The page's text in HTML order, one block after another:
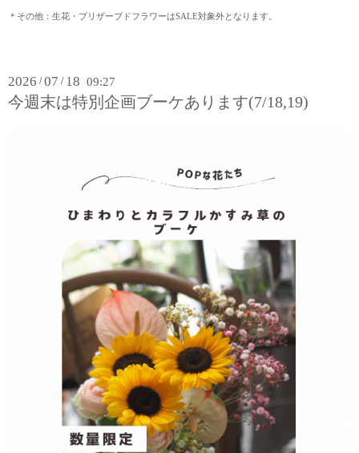
＊その他：生花・プリザーブドフラワーはSALE対象外となります。
2026 /07 / 18 09:27
今週末は特別企画ブーケあります(7/18,19)